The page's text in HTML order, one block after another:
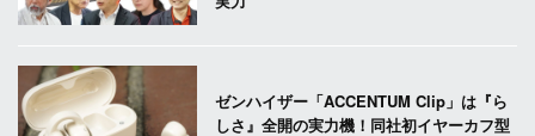
ゼンハイザー「ACCENTUM Clip」は『ら
しさ』全開の実力機！同社初イヤーカフ型